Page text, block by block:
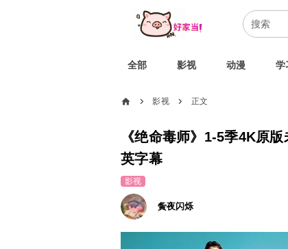
全部 影视 动漫 学
home chevron_right 影视 chevron_right 正文
《绝命毒师》1-5季4K原
英字幕
影视
夤夜闪烁